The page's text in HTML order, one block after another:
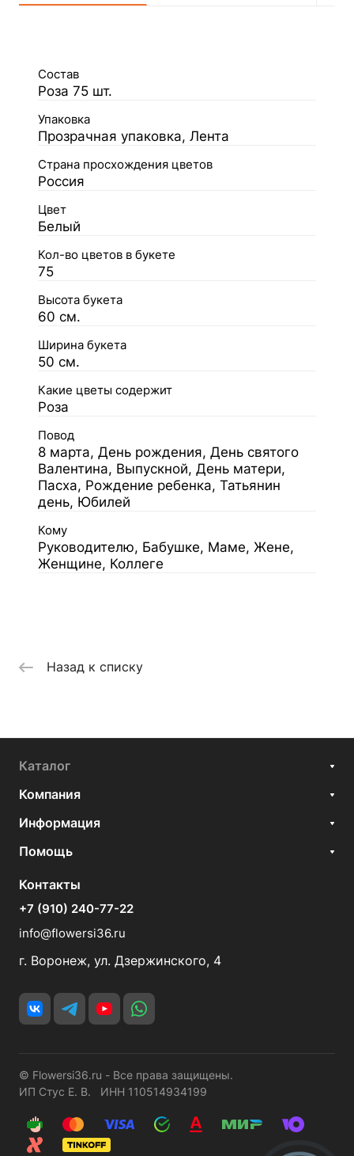
Состав
Роза 75 шт.
Упаковка
Прозрачная упаковка, Лента
Страна просхождения цветов
Россия
Цвет
Белый
Кол-во цветов в букете
75
Высота букета
60 см.
Ширина букета
50 см.
Какие цветы содержит
Роза
Повод
8 марта, День рождения, День святого
Валентина, Выпускной, День матери,
Пасха, Рождение ребенка, Татьянин
день, Юбилей
Кому
Руководителю, Бабушке, Маме, Жене,
Женщине, Коллеге
Назад к списку
Каталог
Компания
Информация
Помощь
Контакты
+7 (910) 240-77-22
info@flowersi36.ru
г. Воронеж, ул. Дзержинского, 4
© Flowersi36.ru - Все права защищены.
ИП Стус Е. В. ИНН 110514934199